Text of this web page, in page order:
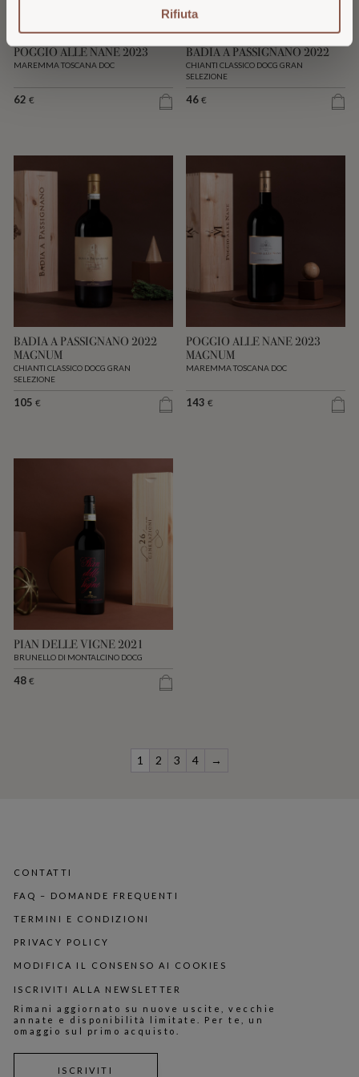
Rifiuta
POGGIO ALLE NANE 2023
MAREMMA TOSCANA DOC
62 €
BADIA A PASSIGNANO 2022
CHIANTI CLASSICO DOCG GRAN
SELEZIONE
46€
BADIA A PASSIGNANO 2022
MAGNUM
CHIANTI CLASSICO DOCG GRAN
SELEZIONE
105 €
POGGIO ALLE NANE 2023
MAGNUM
MAREMMA TOSCANA DOC
143€
PIAN DELLE VIGNE 2021
BRUNELLO DI MONTALCINO DOCG
48 €
1 2 3 4 →
CONTATTI
FAQ – DOMANDE FREQUENTI
TERMINI E CONDIZIONI
PRIVACY POLICY
MODIFICA IL CONSENSO AI COOKIES
ISCRIVITI ALLA NEWSLETTER
Rimani aggiornato su nuove uscite, vecchie
annate e disponibilità limitate. Per te, un
omaggio sul primo acquisto.
ISCRIVITI